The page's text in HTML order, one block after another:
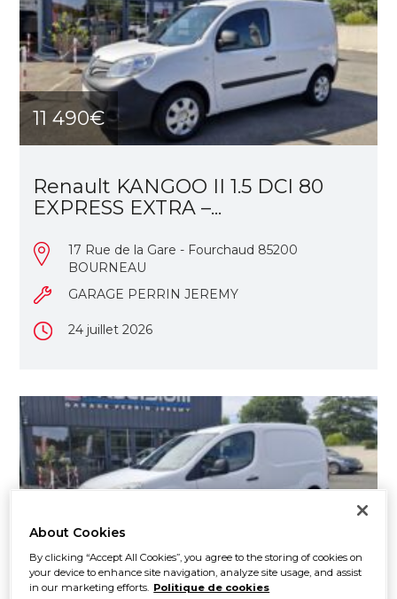
11 490€
Renault KANGOO II 1.5 DCI 80
EXPRESS EXTRA –...
17 Rue de la Gare - Fourchaud 85200
BOURNEAU
GARAGE PERRIN JEREMY
24 juillet 2026
9 990€
About Cookies
By clicking “Accept All Cookies”, you agree to the storing of cookies on
your device to enhance site navigation, analyze site usage, and assist
in our marketing efforts. Politique de cookies